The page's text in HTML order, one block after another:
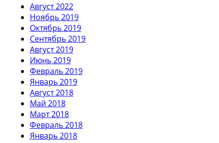
Август 2022
Ноябрь 2019
Октябрь 2019
Сентябрь 2019
Август 2019
Июнь 2019
Февраль 2019
Январь 2019
Август 2018
Май 2018
Март 2018
Февраль 2018
Январь 2018